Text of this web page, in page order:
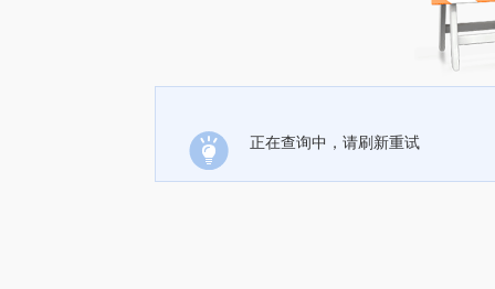
正在查询中，请刷新重试